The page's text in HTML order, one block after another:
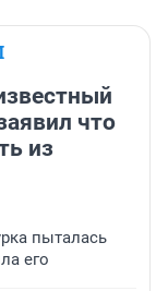
что
из
пыталась
его